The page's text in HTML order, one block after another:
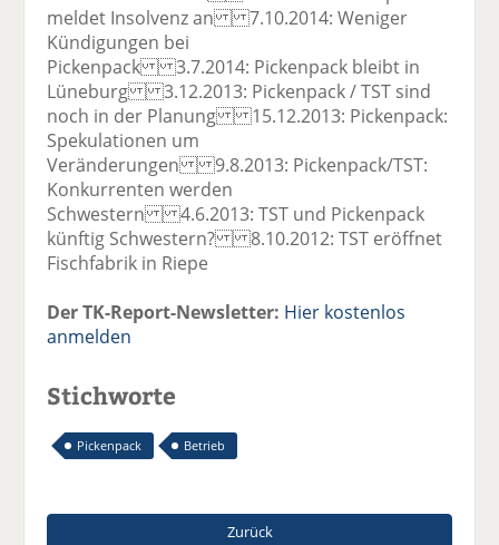
meldet Insolvenz an 7.10.2014: Weniger
Kündigungen bei
Pickenpack 3.7.2014: Pickenpack bleibt in
Lüneburg 3.12.2013: Pickenpack / TST sind
noch in der Planung 15.12.2013: Pickenpack:
Spekulationen um
Veränderungen 9.8.2013: Pickenpack/TST:
Konkurrenten werden
Schwestern 4.6.2013: TST und Pickenpack
künftig Schwestern? 8.10.2012: TST eröffnet
Fischfabrik in Riepe
Der TK-Report-Newsletter: Hier kostenlos
anmelden
Stichworte
Pickenpack Betrieb
Zurück